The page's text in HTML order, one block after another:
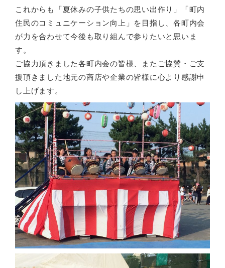
これからも「夏休みの子供たちの思い出作り」「町内
住民のコミュニケーション向上」を目指し、各町内会
が力を合わせて今後も取り組んで参りたいと思いま
す。
ご協力頂きました各町内会の皆様、またご協賛・ご支
援頂きました地元の商店や企業の皆様に心より感謝申
し上げます。